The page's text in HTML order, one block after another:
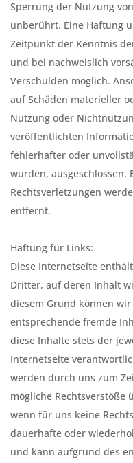
Sperrung der Nutzung
unberührt. Eine Haftung
Zeitpunkt der Kenntnis
und bei nachweislich
Verschulden möglich.
auf Schäden materieller
Nutzung oder
veröffentlichten
fehlerhafter oder
wurden, ausgeschlossen.
Rechtsverletzungen
entfernt.
Haftung für Links:
Diese Internetseite
Dritter, auf deren Inhalt
diesem Grund können
entsprechende fremde
diese Inhalte stets der
Internetseite
werden durch uns zum
mögliche
wenn für uns keine
dauerhafte oder
und kann aufgrund des